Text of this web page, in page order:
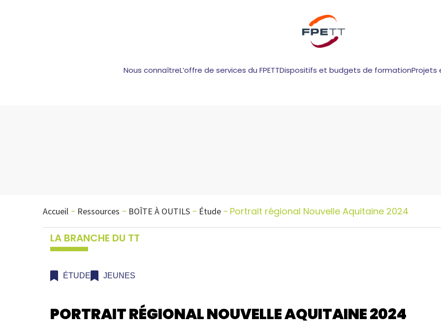
Nous connaîtreL’offre de services du FPETTDispositifs et budgets de formationProjets
Accueil Ressources BOÎTE À OUTILS Étude Portrait régional Nouvelle Aquitaine 2024
LA BRANCHE DU TT
ÉTUDE JEUNES
PORTRAIT RÉGIONAL NOUVELLE AQUITAINE 2024